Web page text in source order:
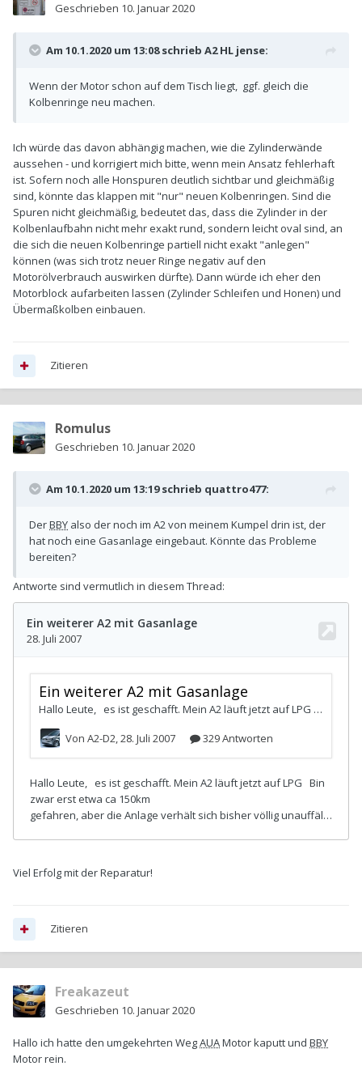
Geschrieben 10. Januar 2020
Am 10.1.2020 um 13:08 schrieb A2 HL jense:
Wenn der Motor schon auf dem Tisch liegt, ggf. gleich die
Kolbenringe neu machen.
Ich würde das davon abhängig machen, wie die Zylinderwände
aussehen - und korrigiert mich bitte, wenn mein Ansatz fehlerhaft
ist. Sofern noch alle Honspuren deutlich sichtbar und gleichmäßig
sind, könnte das klappen mit "nur" neuen Kolbenringen. Sind die
Spuren nicht gleichmäßig, bedeutet das, dass die Zylinder in der
Kolbenlaufbahn nicht mehr exakt rund, sondern leicht oval sind, an
die sich die neuen Kolbenringe partiell nicht exakt "anlegen"
können (was sich trotz neuer Ringe negativ auf den
Motorölverbrauch auswirken dürfte). Dann würde ich eher den
Motorblock aufarbeiten lassen (Zylinder Schleifen und Honen) und
Übermaßkolben einbauen.
Zitieren
Romulus
Geschrieben 10. Januar 2020
Am 10.1.2020 um 13:19 schrieb quattro477:
DerBBY also der noch im A2 von meinem Kumpel drin ist, der
hat noch eine Gasanlage eingebaut. Könnte das Probleme
bereiten?
Antworte sind vermutlich in diesem Thread:
Viel Erfolg mit der Reparatur!
Zitieren
Freakazeut
Geschrieben 10. Januar 2020
Hallo ich hatte den umgekehrten WegAUAMotor kaputt und BBY
Motor rein.